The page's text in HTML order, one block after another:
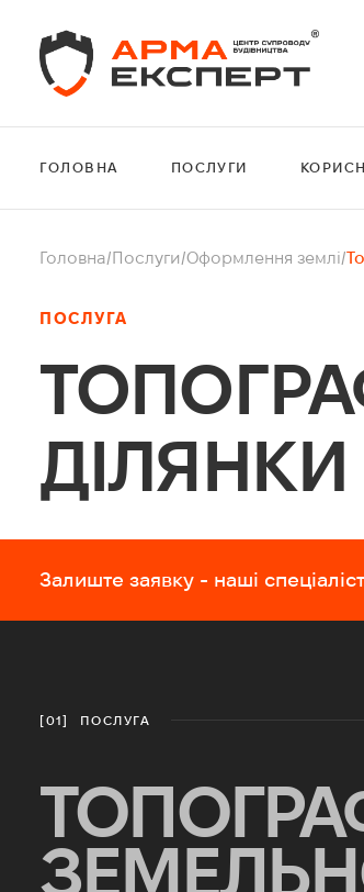
ГОЛОВНА ПОСЛУГИ
Головна/Послуги/Оформлення землі/
ПОСЛУГА
ДІЛЯНКИ
Залиште заявку - наші
[01] ПОСЛУГА